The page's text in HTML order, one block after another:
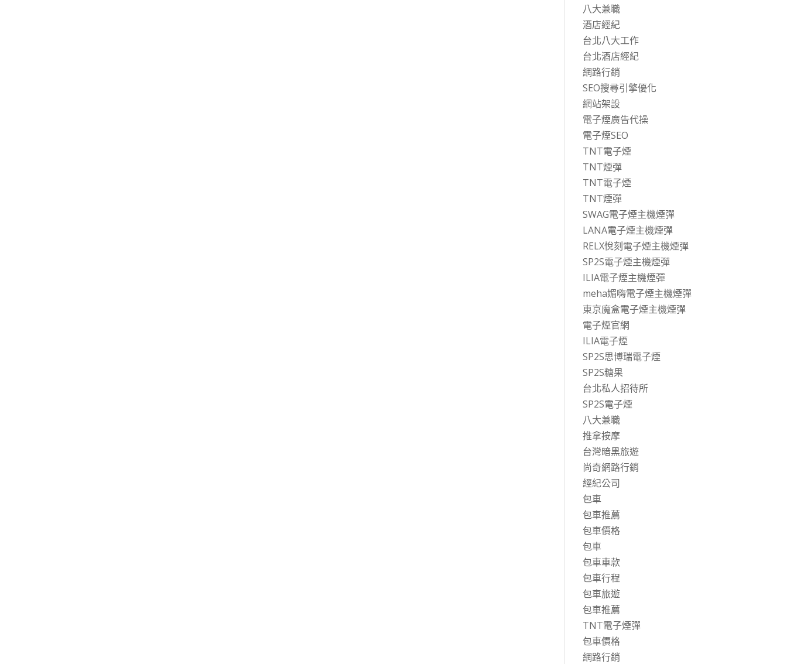
八大兼職
酒店經紀
台北八大工作
台北酒店經紀
網路行銷
SEO搜尋引擎優化
網站架設
電子煙廣告代操
電子煙SEO
TNT電子煙
TNT煙彈
TNT電子煙
TNT煙彈
SWAG電子煙主機煙彈
LANA電子煙主機煙彈
RELX悅刻電子煙主機煙彈
SP2S電子煙主機煙彈
ILIA電子煙主機煙彈
meha媚嗨電子煙主機煙彈
東京魔盒電子煙主機煙彈
電子煙官網
ILIA電子煙
SP2S思博瑞電子煙
SP2S糖果
台北私人招待所
SP2S電子煙
八大兼職
推拿按摩
台灣暗黑旅遊
尚奇網路行銷
經紀公司
包車
包車推薦
包車價格
包車
包車車款
包車行程
包車旅遊
包車推薦
TNT電子煙彈
包車價格
網路行銷